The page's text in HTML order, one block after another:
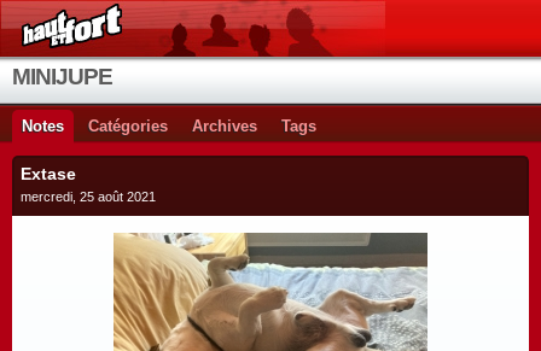
MINIJUPE
Notes Catégories Archives Tags
Extase
mercredi, 25 août 2021